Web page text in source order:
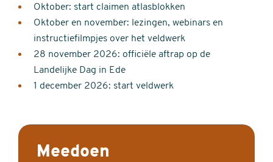
Oktober: start claimen atlasblokken
Oktober en november: lezingen, webinars en
instructiefilmpjes over het veldwerk
28 november 2026: officiële aftrap op de
Landelijke Dag in Ede
1 december 2026: start veldwerk
Meedoen